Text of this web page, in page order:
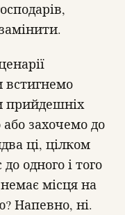
встигнемо
прийдешніх
захочемо до
ці, цілком
одного і того
місця на
Напевно, ні.